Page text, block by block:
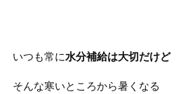
いつも常に水分補給は大切だけど
そんな寒いところから暑くなる